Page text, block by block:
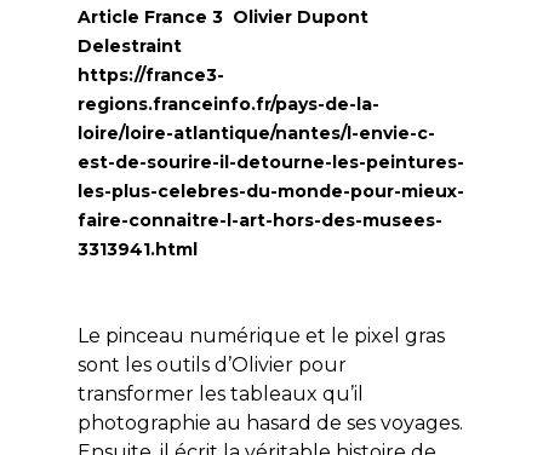
Article France 3 Olivier Dupont
Delestraint
https://france3-
regions.franceinfo.fr/pays-de-la-
loire/loire-atlantique/nantes/l-envie-c-
est-de-sourire-il-detourne-les-peintures-
les-plus-celebres-du-monde-pour-mieux-
faire-connaitre-l-art-hors-des-musees-
3313941.html
Le pinceau numérique et le pixel gras
sont les outils d’Olivier pour
transformer les tableaux qu’il
photographie au hasard de ses voyages.